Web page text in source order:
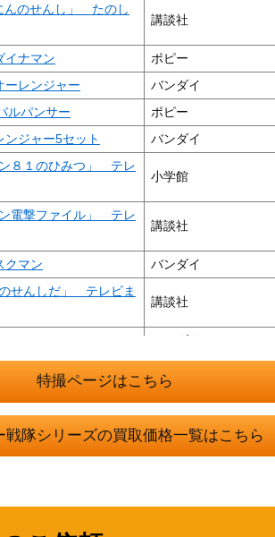
んのせんし」 たのし
講談社
イナマン ポピー
ーレンジャー
バンダイ
ルパンサー
ポピー
ジャー5セット
バンダイ
８１のひみつ」 テレ
小学館
電撃ファイル」 テレ
講談社
クマン バンダイ
せんしだ」 テレビま
講談社
ー バンダイ
ルシャーク
ジマン」 テレビまん
講談社
クマン バンダイ
特撮ページはこちら
戦隊シリーズの買取価格一覧はこちら